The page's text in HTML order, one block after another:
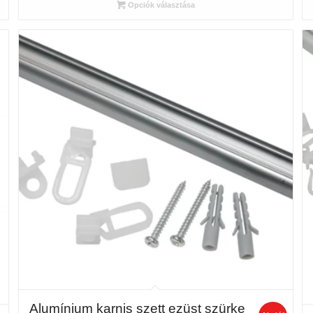
090 Ft
Opciók választása
Alumínium karnis szett ezüst szürke